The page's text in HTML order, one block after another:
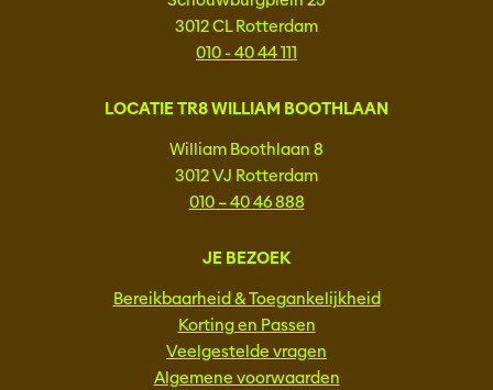
3012 CL Rotterdam
010 - 40 44 111
LOCATIE TR8 WILLIAM BOOTHLAAN
William Boothlaan 8
3012 VJ Rotterdam
010 – 40 46 888
JE BEZOEK
Bereikbaarheid & Toegankelijkheid
Korting en Passen
Veelgestelde vragen
Algemene voorwaarden